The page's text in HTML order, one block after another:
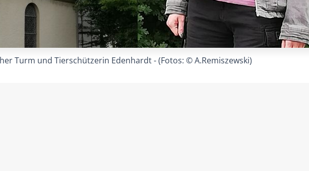
Turm und Tierschützerin Edenhardt - (Fotos: © A.Remiszewski)